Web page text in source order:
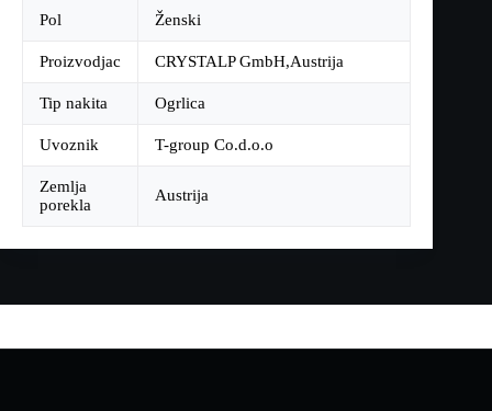
Pol Ženski
Proizvodjac CRYSTALP GmbH,Austrija
Tip nakita Ogrlica
Uvoznik T-group Co.d.o.o
Zemlja
porekla
Austrija